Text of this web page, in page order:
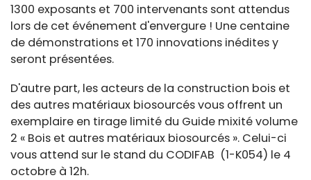
1300 exposants et 700 intervenants sont attendus
lors de cet événement d'envergure ! Une centaine
de démonstrations et 170 innovations inédites y
seront présentées.
D'autre part, les acteurs de la construction bois et
des autres matériaux biosourcés vous offrent un
exemplaire en tirage limité du Guide mixité volume
2 « Bois et autres matériaux biosourcés ». Celui-ci
vous attend sur le stand du CODIFAB (1-K054) le 4
octobre à 12h.